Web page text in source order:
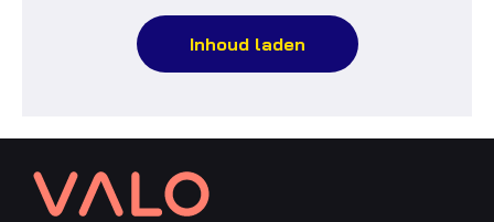
Inhoud laden
Contact
informatie